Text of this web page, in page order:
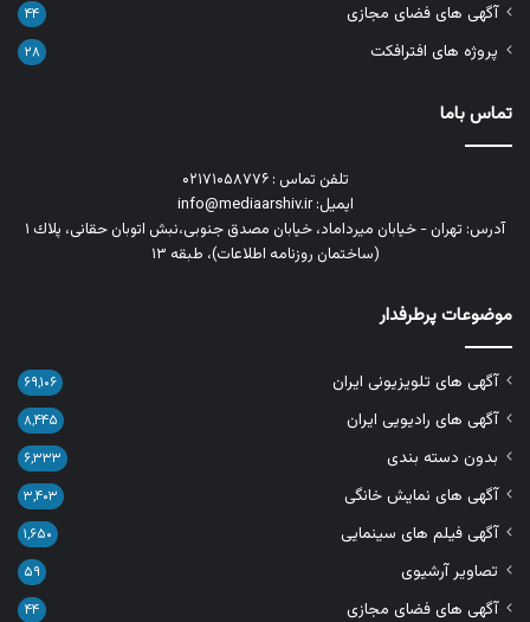
آگهی های فضای مجازی ۴۴
پروژه های افترافکت ۲۸
تماس باما
تلفن تماس : ۰۲۱۷۱۰۵۸۷۷۶
ایمیل: info@mediaarshiv.ir
آدرس: تهران - خیابان میرداماد، خیابان مصدق جنوبی،نبش اتوبان حقانی، پلاك ١
(ساختمان روزنامه اطلاعات)، طبقه ۱۳
موضوعات پرطرفدار
آگهی های تلویزیونی ایران ۶۹,۱۰۶
آگهی های رادیویی ایران ۸,۴۴۵
بدون دسته بندی ۶,۳۳۳
آگهی های نمایش خانگی ۳,۴۰۳
آگهی فیلم های سینمایی ۱,۶۵۰
تصاویر آرشیوی ۵۹
آگهی های فضای مجازی ۴۴